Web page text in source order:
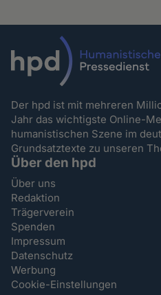
Der hpd ist mit mehreren
Jahr das wichtigste Online-
humanistischen Szene im
Grundsatztexte zu unseren
Über den hpd
Über uns
Redaktion
Trägerverein
Spenden
Impressum
Datenschutz
Werbung
Cookie-Einstellungen